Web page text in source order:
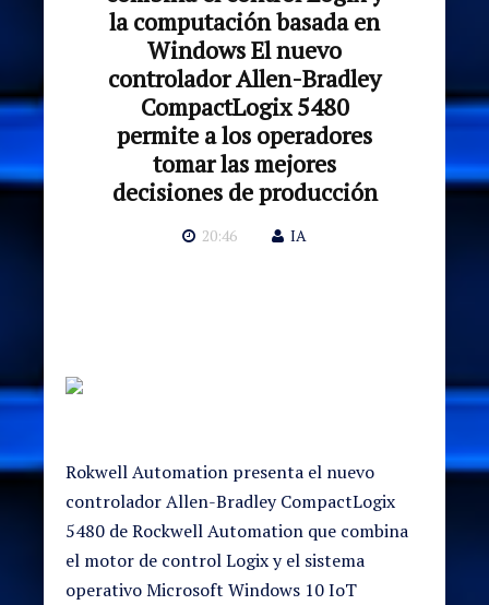
la computación basada en
Windows El nuevo
controlador Allen-Bradley
CompactLogix 5480
permite a los operadores
tomar las mejores
decisiones de producción
20:46 IA
Rokwell Automation presenta el nuevo
controlador Allen-Bradley CompactLogix
5480 de Rockwell Automation que combina
el motor de control Logix y el sistema
operativo Microsoft Windows 10 IoT